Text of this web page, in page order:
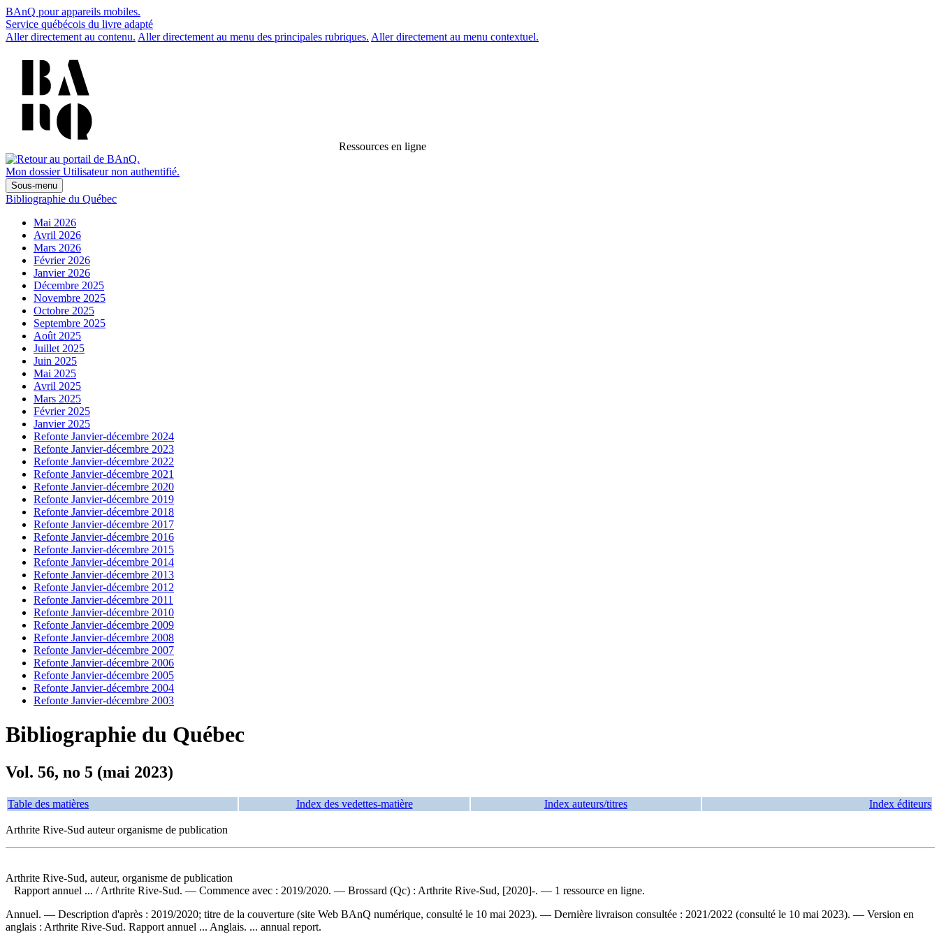
BAnQ pour appareils mobiles.
Service québécois du livre adapté
Aller directement au contenu. Aller directement au menu des principales rubriques. Aller directement au menu contextuel.
Ressources en ligne
Mon dossier Utilisateur non authentifié.
Sous-menu
Bibliographie du Québec
Mai 2026
Avril 2026
Mars 2026
Février 2026
Janvier 2026
Décembre 2025
Novembre 2025
Octobre 2025
Septembre 2025
Août 2025
Juillet 2025
Juin 2025
Mai 2025
Avril 2025
Mars 2025
Février 2025
Janvier 2025
Refonte Janvier-décembre 2024
Refonte Janvier-décembre 2023
Refonte Janvier-décembre 2022
Refonte Janvier-décembre 2021
Refonte Janvier-décembre 2020
Refonte Janvier-décembre 2019
Refonte Janvier-décembre 2018
Refonte Janvier-décembre 2017
Refonte Janvier-décembre 2016
Refonte Janvier-décembre 2015
Refonte Janvier-décembre 2014
Refonte Janvier-décembre 2013
Refonte Janvier-décembre 2012
Refonte Janvier-décembre 2011
Refonte Janvier-décembre 2010
Refonte Janvier-décembre 2009
Refonte Janvier-décembre 2008
Refonte Janvier-décembre 2007
Refonte Janvier-décembre 2006
Refonte Janvier-décembre 2005
Refonte Janvier-décembre 2004
Refonte Janvier-décembre 2003
Bibliographie du Québec
Vol. 56, no 5 (mai 2023)
Table des matières Index des vedettes-matière Index auteurs/titres Index éditeurs
Arthrite Rive-Sud auteur organisme de publication
Arthrite Rive-Sud, auteur, organisme de publication
Rapport annuel ... / Arthrite Rive-Sud. — Commence avec : 2019/2020. — Brossard (Qc) : Arthrite Rive-Sud, [2020]-. — 1 ressource en ligne.
Annuel. — Description d'après : 2019/2020; titre de la couverture (site Web BAnQ numérique, consulté le 10 mai 2023). — Dernière livraison consultée : 2021/2022 (consulté le 10 mai 2023). — Version en
anglais : Arthrite Rive-Sud. Rapport annuel ... Anglais. ... annual report.